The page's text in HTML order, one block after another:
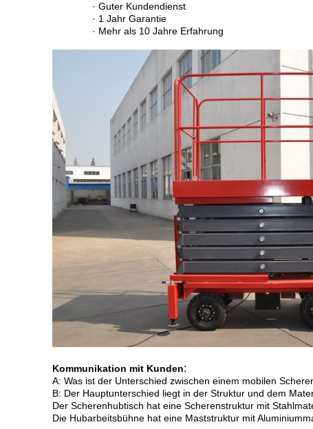
· Guter Kundendienst
· 1 Jahr Garantie
· Mehr als 10 Jahre Erfahrung
Kommunikation mit Kunden:
A: Was ist der Unterschied zwischen einem mobilen
B: Der Hauptunterschied liegt in der Struktur und dem
Der Scherenhubtisch hat eine Scherenstruktur mit
Die Hubarbeitsbühne hat eine Maststruktur mit